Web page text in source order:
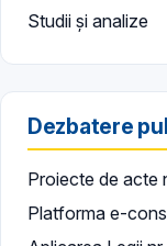
Studii și analize
Dezbatere
Proiecte de acte
Platforma e-